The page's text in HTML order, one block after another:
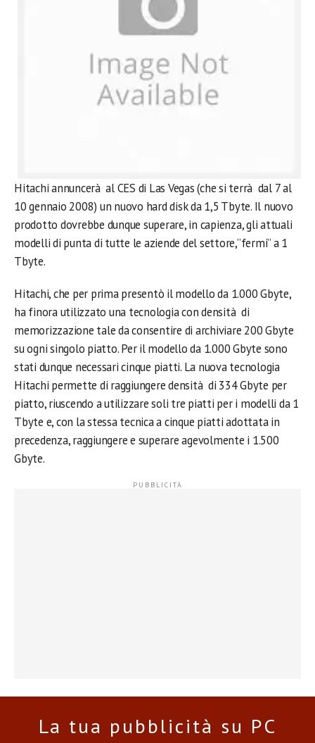
Hitachi annuncerà al CES di Las Vegas (che si terrà dal 7 al
10 gennaio 2008) un nuovo hard disk da 1,5 Tbyte. Il nuovo
prodotto dovrebbe dunque superare, in capienza, gli attuali
modelli di punta di tutte le aziende del settore,”fermi” a 1
Tbyte.
Hitachi, che per prima presentò il modello da 1.000 Gbyte,
ha finora utilizzato una tecnologia con densità di
memorizzazione tale da consentire di archiviare 200 Gbyte
su ogni singolo piatto. Per il modello da 1.000 Gbyte sono
stati dunque necessari cinque piatti. La nuova tecnologia
Hitachi permette di raggiungere densità di 334 Gbyte per
piatto, riuscendo a utilizzare soli tre piatti per i modelli da 1
Tbyte e, con la stessa tecnica a cinque piatti adottata in
precedenza, raggiungere e superare agevolmente i 1.500
Gbyte.
La tua pubblicità su PC